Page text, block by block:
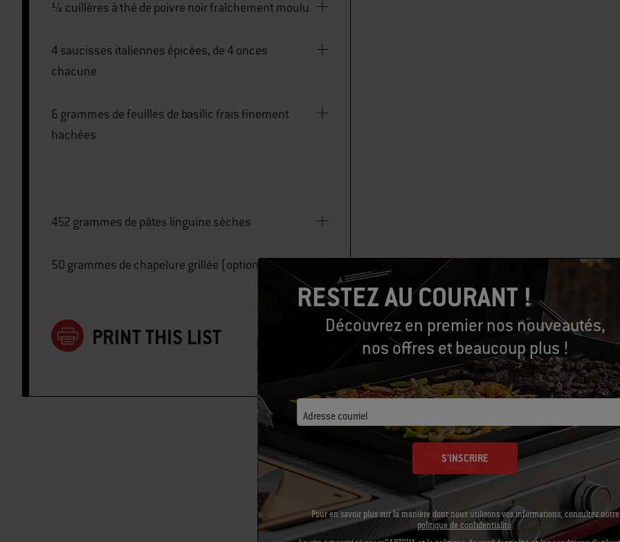
¼ cuillères à thé de poivre noir fraîchement moulu
4 saucisses italiennes épicées, de 4 onces
chacune
6 grammes de feuilles de basilic frais finement
hachées
452 grammes de pâtes linguine sèches
50 grammes de chapelure grillée (optionnelle)
PRINT THIS LIST
Équipons-nous
Outils conseillés
RESTEZ AU COURANT !
Découvrez en premier nos nouveautés,
nos offres et beaucoup plus !
Adresse courriel
S'INSCRIRE
Pour en savoir plus sur la manière dont nous utilisons vos informations, consultez notre
politique de confidentialité.